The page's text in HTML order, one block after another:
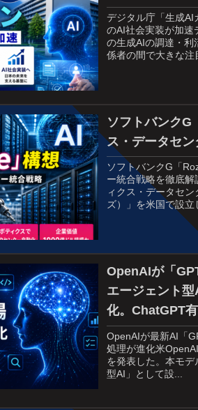
デジタル庁「生成AI
のAI社会実装が加速
の生成AIの調達・利
係者の間で大きな注
ソフトバンクG
ス・データセ
ソフトバンクG「
ー統合戦略を徹底
ィクス・データセ
ズ）」を米国で設
OpenAIが「
エージェント
化。ChatGPT
OpenAIが最新AI「
処理が進化米
を発表した。本モ
型AI」として設...